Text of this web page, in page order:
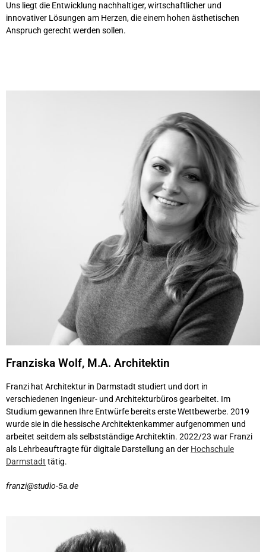
Uns liegt die Entwicklung nachhaltiger, wirtschaftlicher und
innovativer Lösungen am Herzen, die einem hohen ästhetischen
Anspruch gerecht werden sollen.
Franziska Wolf, M.A. Architektin
Franzi hat Architektur in Darmstadt studiert und dort in
verschiedenen Ingenieur- und Architekturbüros gearbeitet. Im
Studium gewannen Ihre Entwürfe bereits erste Wettbewerbe. 2019
wurde sie in die hessische Architektenkammer aufgenommen und
arbeitet seitdem als selbstständige Architektin. 2022/23 war Franzi
als Lehrbeauftragte für digitale Darstellung an der Hochschule
Darmstadt tätig.
franzi@studio-5a.de